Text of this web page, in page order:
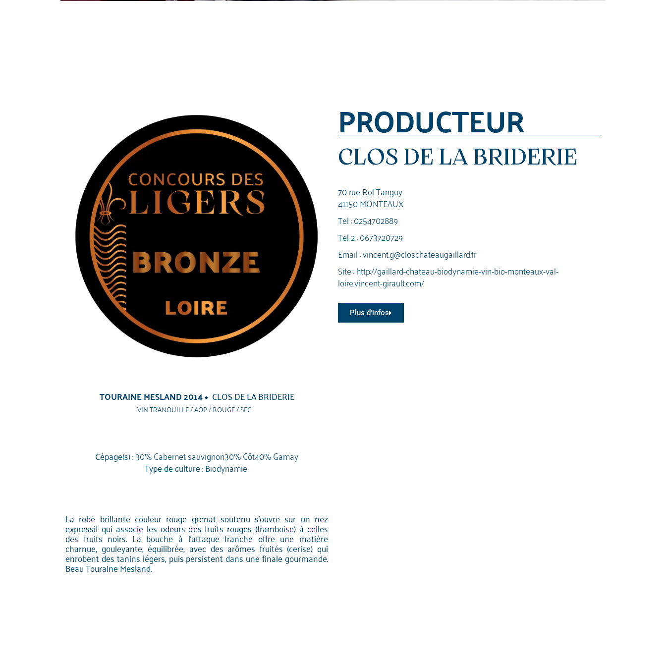
TOURAINE MESLAND 2014 CLOS DE LA BRIDERIE
VIN TRANQUILLE / AOP / ROUGE / SEC
Cépage(s) :30% Cabernet sauvignon30% Côt40% Gamay
Type de culture :Biodynamie
La robe brillante couleur rouge grenat soutenu s'ouvre sur un nez
expressif qui associe les odeurs des fruits rouges (framboise) à celles
des fruits noirs. La bouche à l'attaque franche offre une matière
charnue, gouleyante, équilibrée, avec des arômes fruités (cerise) qui
enrobent des tanins légers, puis persistent dans une finale gourmande.
Beau Touraine Mesland.
PRODUCTEUR
CLOS DE LA BRIDERIE
70 rue Rol Tanguy
41150 MONTEAUX
Tel :0254702889
Tel 2 :0673720729
Email :vincent.g@closchateaugaillard.fr
Site :http://gaillard-chateau-biodynamie-vin-bio-monteaux-val-
loire.vincent-girault.com/
Plus d'infos